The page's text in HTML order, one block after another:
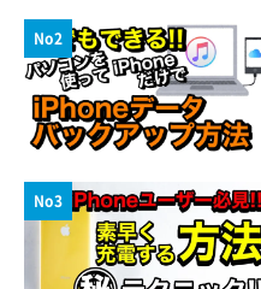
No2
No3